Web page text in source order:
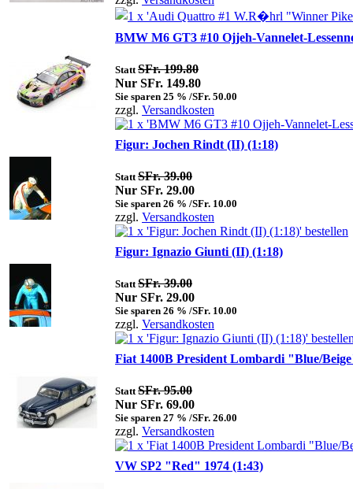
BMW M6 GT3 #10 Ojjeh-Vannelet-
Statt SFr. 199.80
Nur SFr. 149.80
Sie sparen 25 % /SFr. 50.00
zzgl. Versandkosten
Figur: Jochen Rindt (II) (1:18)
Statt SFr. 39.00
Nur SFr. 29.00
Sie sparen 26 % /SFr. 10.00
zzgl. Versandkosten
Figur: Ignazio Giunti (II) (1:18)
Statt SFr. 39.00
Nur SFr. 29.00
Sie sparen 26 % /SFr. 10.00
zzgl. Versandkosten
Fiat 1400B President Lombardi "Blue/
Statt SFr. 95.00
Nur SFr. 69.00
Sie sparen 27 % /SFr. 26.00
zzgl. Versandkosten
VW SP2 "Red" 1974 (1:43)